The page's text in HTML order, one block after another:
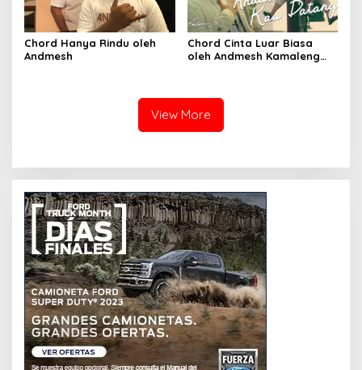
Chord Hanya Rindu oleh
Andmesh
Chord Cinta Luar Biasa
oleh Andmesh Kamaleng
View More